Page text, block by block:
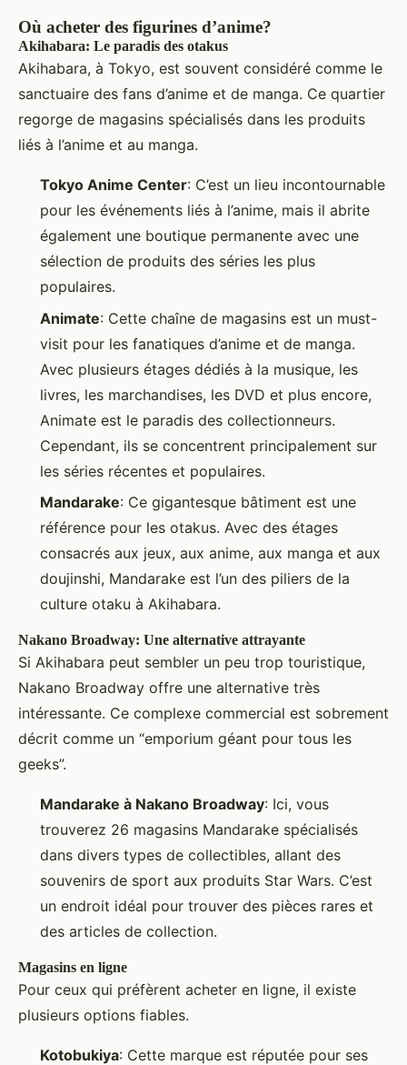
Où acheter des figurines d’anime?
Akihabara: Le paradis des otakus
Akihabara, à Tokyo, est souvent considéré comme le
sanctuaire des fans d’anime et de manga. Ce quartier
regorge de magasins spécialisés dans les produits
liés à l’anime et au manga.
Tokyo Anime Center: C’est un lieu incontournable
pour les événements liés à l’anime, mais il abrite
également une boutique permanente avec une
sélection de produits des séries les plus
populaires.
Animate: Cette chaîne de magasins est un must-
visit pour les fanatiques d’anime et de manga.
Avec plusieurs étages dédiés à la musique, les
livres, les marchandises, les DVD et plus encore,
Animate est le paradis des collectionneurs.
Cependant, ils se concentrent principalement sur
les séries récentes et populaires.
Mandarake: Ce gigantesque bâtiment est une
référence pour les otakus. Avec des étages
consacrés aux jeux, aux anime, aux manga et aux
doujinshi, Mandarake est l’un des piliers de la
culture otaku à Akihabara.
Nakano Broadway: Une alternative attrayante
Si Akihabara peut sembler un peu trop touristique,
Nakano Broadway offre une alternative très
intéressante. Ce complexe commercial est sobrement
décrit comme un “emporium géant pour tous les
geeks”.
Mandarake à Nakano Broadway: Ici, vous
trouverez 26 magasins Mandarake spécialisés
dans divers types de collectibles, allant des
souvenirs de sport aux produits Star Wars. C’est
un endroit idéal pour trouver des pièces rares et
des articles de collection.
Magasins en ligne
Pour ceux qui préfèrent acheter en ligne, il existe
plusieurs options fiables.
Kotobukiya: Cette marque est réputée pour ses